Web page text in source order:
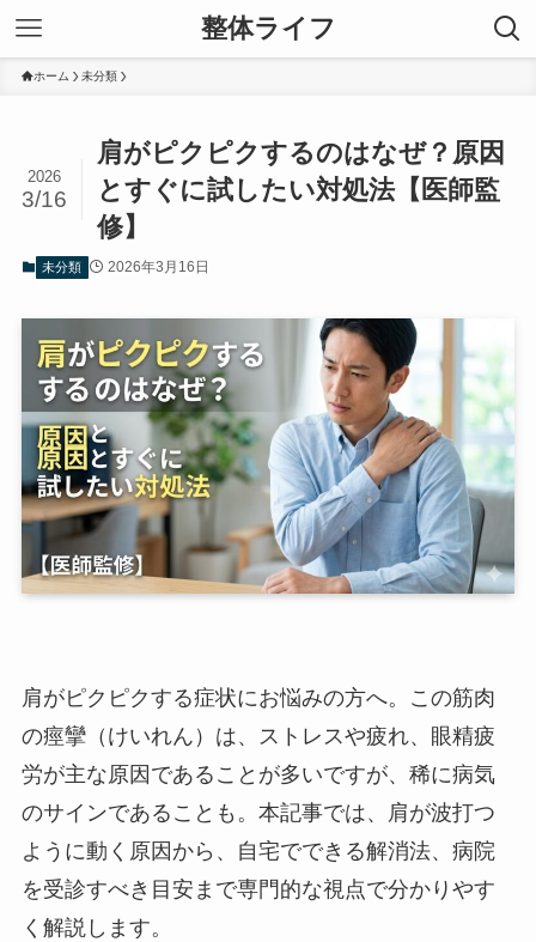
整体ライフ
ホーム 未分類
肩がピクピクするのはなぜ？原因
とすぐに試したい対処法【医師監
修】
2026
3/16
未分類 2026年3月16日
肩がピクピクする症状にお悩みの方へ。この筋肉
の痙攣（けいれん）は、ストレスや疲れ、眼精疲
労が主な原因であることが多いですが、稀に病気
のサインであることも。本記事では、肩が波打つ
ように動く原因から、自宅でできる解消法、病院
を受診すべき目安まで専門的な視点で分かりやす
く解説します。